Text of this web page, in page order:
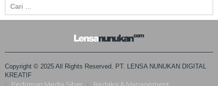
untuk:
Copyright © 2025 All Rights Reserved. PT. LENSA NUNUKAN DIGITAL
KREATIF
Pedoman Media Siber Redaksi & Management